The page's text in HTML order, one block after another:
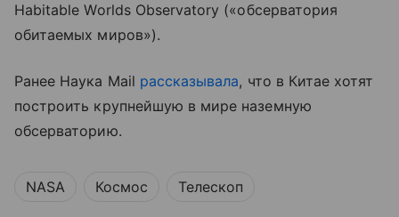
Habitable Worlds Observatory («обсерватория
обитаемых миров»).
Ранее Наука Mail рассказывала, что в Китае хотят
построить крупнейшую в мире наземную
обсерваторию.
NASA Космос Телескоп